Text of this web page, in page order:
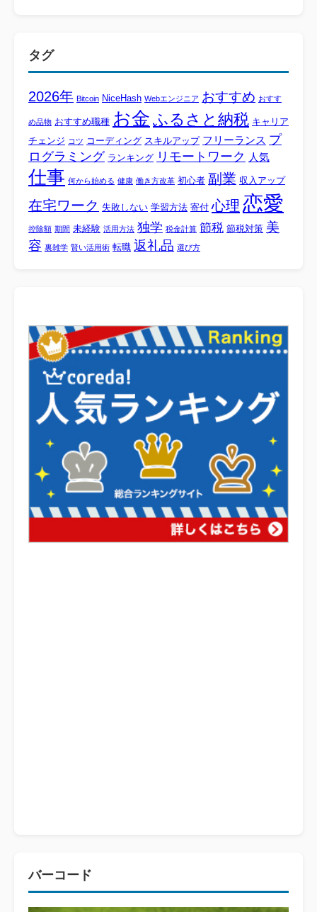
タグ
2026年 Bitcoin NiceHash Webエンジニア おすすめ おすす
め品物 おすすめ職種 お金 ふるさと納税 キャリア
チェンジ コツ コーディング スキルアップ フリーランス プ
ログラミング ランキング リモートワーク 人気
仕事 何から始める 健康 働き方改革 初心者 副業 収入アップ
在宅ワーク 失敗しない 学習方法 寄付 心理 恋愛
控除額 期間 未経験 活用方法 独学 税金計算 節税 節税対策 美
容 裏雑学 賢い活用術 転職 返礼品 選び方
バーコード